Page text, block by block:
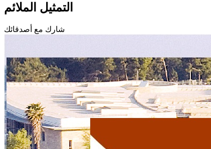
التمثيل الملائم
شارك مع أصدقائك